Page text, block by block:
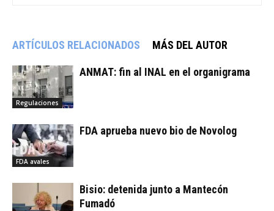
ARTÍCULOS RELACIONADOS MÁS DEL AUTOR
Regulaciones
ANMAT: fin al INAL en el organigrama
FDA avales
FDA aprueba nuevo bio de Novolog
Bisio: detenida junto a Mantecón
Fumadó